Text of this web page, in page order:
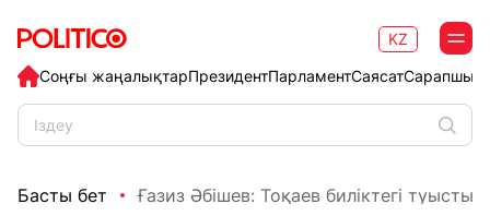
Соңғы жаңалықтарПрезидентПарламентСаясат
KZ
Басты бет Ғазиз Әбішев: Тоқаев биліктегі